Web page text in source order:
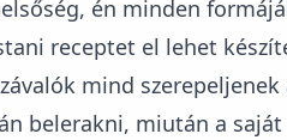
én minden
receptet el lehet
mind
belerakni, miután a